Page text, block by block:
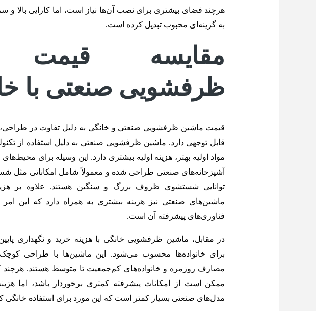
هرچند فضای بیشتری برای نصب آن‌ها نیاز است، اما کارایی بالا
به گزینه‌ای محبوب تبدیل کرده است.
مقایسه قیمت
ظرفشویی صنعتی با
قیمت ماشین‌ ظرفشویی صنعتی و خانگی به دلیل تفاوت در
قابل توجهی دارد. ماشین ظرفشویی صنعتی به دلیل استفاده از
مواد اولیه بهتر، هزینه اولیه بیشتری دارد. این وسیله برای
آشپزخانه‌های صنعتی طراحی شده‌ و معمولاً شامل امکاناتی مثل
توانایی شستشوی ظروف بزرگ و سنگین هستند. علاوه بر
ماشین‌های صنعتی نیز هزینه بیشتری به همراه دارد که این
فناوری‌های پیشرفته آن است.
در مقابل، ماشین ظرفشویی خانگی با هزینه خرید و نگهداری
برای خانواده‌ها محسوب می‌شود. این ماشین‌ها با طراحی
مصارف روزمره و خانواده‌های کم‌جمعیت تا متوسط هستند.
ممکن است از امکانات پیشرفته کمتری برخوردار باشد، اما
مدل‌های صنعتی بسیار کمتر است‌ ‌که این مورد برای استفاده خانگی